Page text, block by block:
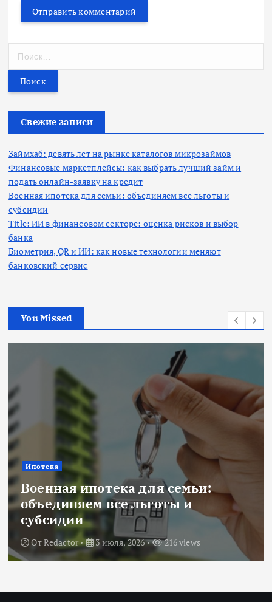
т
Свежие записи
Займхаб: девять лет на рынке каталогов микрозаймов
Финансовые маркетплейсы: как выбрать лучший займ и
подать онлайн-заявку на кредит
Военная ипотека для семьи: объединяем все льготы и
субсидии
Title: ИИ в финансовом секторе: оценка рисков и выбор
банка
Биометрия, QR и ИИ: как новые технологии меняют
банковский сервис
You Missed
Ипотека
Военная ипотека для семьи:
объединяем все льготы и
субсидии
ОтRedactor 3 июля, 2026 216 views